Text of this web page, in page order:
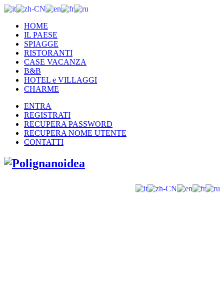
HOME
IL PAESE
SPIAGGE
RISTORANTI
CASE VACANZA
B&B
HOTEL e VILLAGGI
CHARME
ENTRA
REGISTRATI
RECUPERA PASSWORD
RECUPERA NOME UTENTE
CONTATTI